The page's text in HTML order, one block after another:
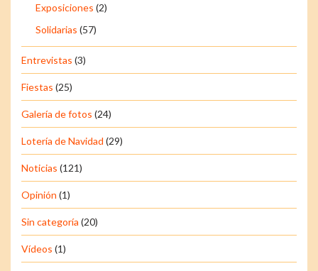
Exposiciones (2)
Solidarias (57)
Entrevistas (3)
Fiestas (25)
Galería de fotos (24)
Lotería de Navidad (29)
Noticias (121)
Opinión (1)
Sin categoría (20)
Vídeos (1)